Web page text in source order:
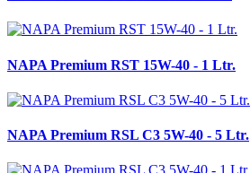
NAPA Premium RST 15W-40 - 1 Ltr.
NAPA Premium RSL C3 5W-40 - 5 Ltr.